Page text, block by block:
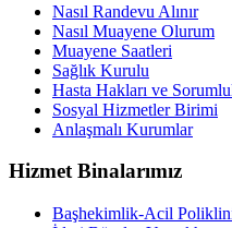
Nasıl Randevu Alınır
Nasıl Muayene Olurum
Muayene Saatleri
Sağlık Kurulu
Hasta Hakları ve
Sosyal Hizmetler Birimi
Anlaşmalı Kurumlar
Hizmet Binalarımız
Başhekimlik-Acil